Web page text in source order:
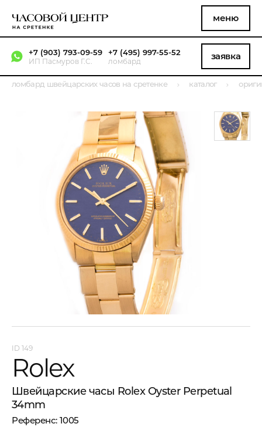
меню
+7 (903) 793-09-59
ИП Пасмуров Г.С.
+7 (495) 997-55-52
ломбард заявка
ломбард швейцарских часов на сретенке каталог
149
Rolex
Швейцарские часы Rolex Oyster Perpetual
34mm
1005